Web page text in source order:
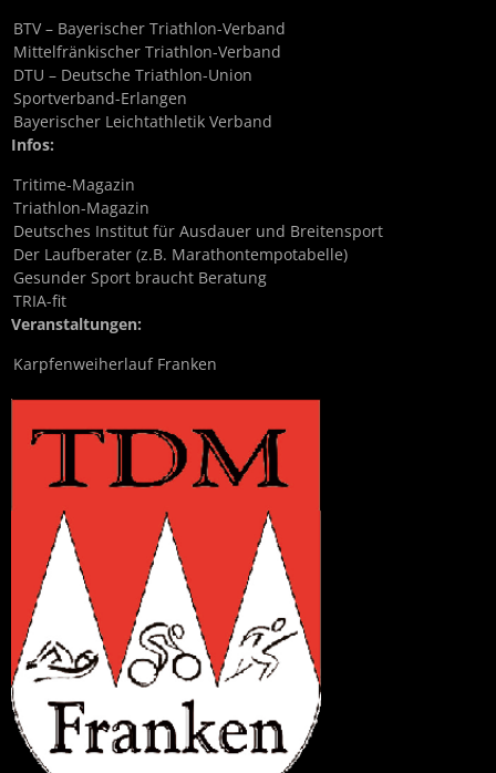
BTV – Bayerischer Triathlon-Verband
Mittelfränkischer Triathlon-Verband
DTU – Deutsche Triathlon-Union
Sportverband-Erlangen
Bayerischer Leichtathletik Verband
Infos:
Tritime-Magazin
Triathlon-Magazin
Deutsches Institut für Ausdauer und Breitensport
Der Laufberater (z.B. Marathontempotabelle)
Gesunder Sport braucht Beratung
TRIA-fit
Veranstaltungen:
Karpfenweiherlauf Franken